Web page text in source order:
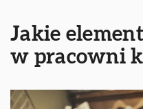
Jakie
w pracowni